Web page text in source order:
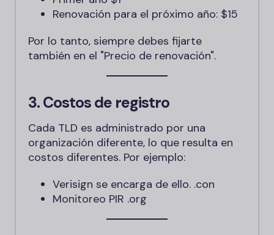
Renovación para el próximo año: $15
Por lo tanto, siempre debes fijarte
también en el "Precio de renovación".
3. Costos de registro
Cada TLD es administrado por una
organización diferente, lo que resulta en
costos diferentes. Por ejemplo:
Verisign se encarga de ello. .con
Monitoreo PIR .org